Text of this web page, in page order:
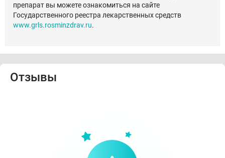
препарат вы можете ознакомиться на сайте
Государственного реестра лекарственных средств
www.grls.rosminzdrav.ru.
Отзывы